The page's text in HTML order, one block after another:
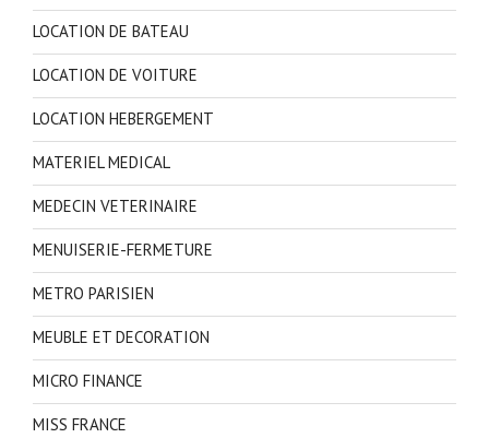
LOCATION DE BATEAU
LOCATION DE VOITURE
LOCATION HEBERGEMENT
MATERIEL MEDICAL
MEDECIN VETERINAIRE
MENUISERIE-FERMETURE
METRO PARISIEN
MEUBLE ET DECORATION
MICRO FINANCE
MISS FRANCE